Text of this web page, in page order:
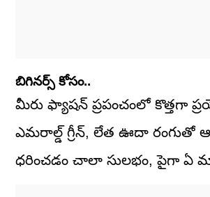
బిగినర్స్ కోసం..
మీరు ఫ్యాషన్ ప్రపంచంలో కొత్తగా
ఎమరాల్డ్ గ్రీన్, లేత ఊదా రంగుతో
ధరించడం చాలా సులభం, పైగా ఏ